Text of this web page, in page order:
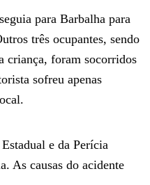
para Barbalha para
três ocupantes, sendo
criança, foram socorridos
sofreu apenas
e da Perícia
As causas do acidente